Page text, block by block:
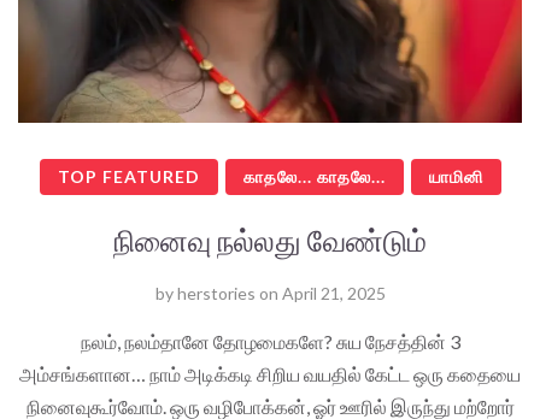
TOP FEATURED காதலே... காதலே... யாமினி
நினைவு நல்லது வேண்டும்
byherstories on April 21, 2025
நலம், நலம்தானே தோழமைகளே? சுய நேசத்தின் 3
அம்சங்களான… நாம் அடிக்கடி சிறிய வயதில் கேட்ட ஒரு கதையை
நினைவுகூர்வோம். ஒரு வழிபோக்கன், ஓர் ஊரில் இருந்து மற்றோர்